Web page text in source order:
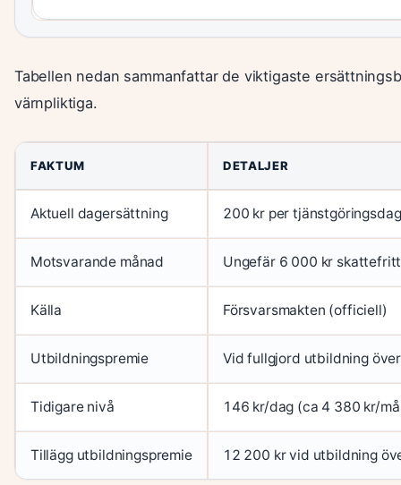
Tabellen nedan sammanfattar de viktigaste
värnpliktiga.
FAKTUM DETALJER
Aktuell dagersättning 200 kr per tjänstgöringsdag
Motsvarande månad Ungefär 6 000 kr skattefritt
Källa Försvarsmakten (officiell)
Utbildningspremie Vid fullgjord utbildning
Tidigare nivå 146 kr/dag (ca 4 380 kr/
Tillägg utbildningspremie 12 200 kr vid utbildning